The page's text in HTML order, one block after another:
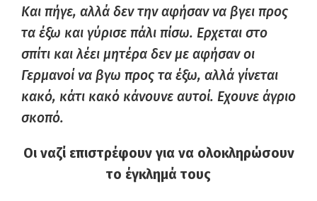
Και πήγε, αλλά δεν την αφήσαν να βγει προς
τα έξω και γύρισε πάλι πίσω. Ερχεται στο
σπίτι και λέει μητέρα δεν με αφήσαν οι
Γερμανοί να βγω προς τα έξω, αλλά γίνεται
κακό, κάτι κακό κάνουνε αυτοί. Εχουνε άγριο
σκοπό.
Οι ναζί επιστρέφουν για να ολοκληρώσουν
το έγκλημά τους